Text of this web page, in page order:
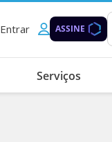
Entrar ASSINE
Serviços